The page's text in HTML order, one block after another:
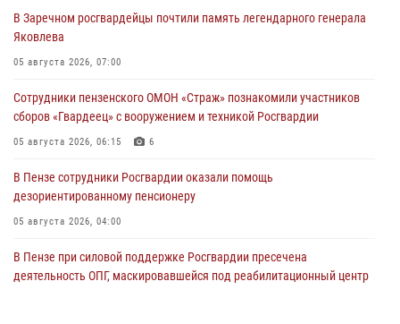
В Заречном росгвардейцы почтили память легендарного генерала
Яковлева
05 августа 2026, 07:00
Сотрудники пензенского ОМОН «Страж» познакомили участников
сборов «Гвардеец» с вооружением и техникой Росгвардии
05 августа 2026, 06:15 6
В Пензе сотрудники Росгвардии оказали помощь
дезориентированному пенсионеру
05 августа 2026, 04:00
В Пензе при силовой поддержке Росгвардии пресечена
деятельность ОПГ, маскировавшейся под реабилитационный центр